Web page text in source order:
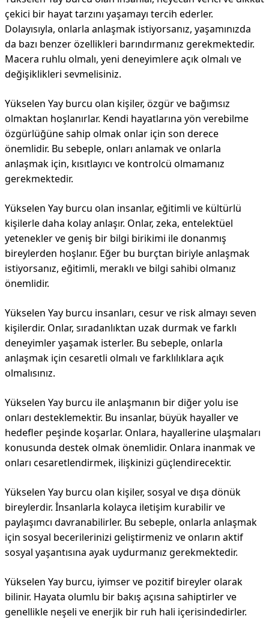
çekici bir hayat tarzını yaşamayı tercih ederler.
Dolayısıyla, onlarla anlaşmak istiyorsanız, yaşamınızda
da bazı benzer özellikleri barındırmanız gerekmektedir.
Macera ruhlu olmalı, yeni deneyimlere açık olmalı ve
değişiklikleri sevmelisiniz.
Yükselen Yay burcu olan kişiler, özgür ve bağımsız
olmaktan hoşlanırlar. Kendi hayatlarına yön verebilme
özgürlüğüne sahip olmak onlar için son derece
önemlidir. Bu sebeple, onları anlamak ve onlarla
anlaşmak için, kısıtlayıcı ve kontrolcü olmamanız
gerekmektedir.
Yükselen Yay burcu olan insanlar, eğitimli ve kültürlü
kişilerle daha kolay anlaşır. Onlar, zeka, entelektüel
yetenekler ve geniş bir bilgi birikimi ile donanmış
bireylerden hoşlanır. Eğer bu burçtan biriyle anlaşmak
istiyorsanız, eğitimli, meraklı ve bilgi sahibi olmanız
önemlidir.
Yükselen Yay burcu insanları, cesur ve risk almayı seven
kişilerdir. Onlar, sıradanlıktan uzak durmak ve farklı
deneyimler yaşamak isterler. Bu sebeple, onlarla
anlaşmak için cesaretli olmalı ve farklılıklara açık
olmalısınız.
Yükselen Yay burcu ile anlaşmanın bir diğer yolu ise
onları desteklemektir. Bu insanlar, büyük hayaller ve
hedefler peşinde koşarlar. Onlara, hayallerine ulaşmaları
konusunda destek olmak önemlidir. Onlara inanmak ve
onları cesaretlendirmek, ilişkinizi güçlendirecektir.
Yükselen Yay burcu olan kişiler, sosyal ve dışa dönük
bireylerdir. İnsanlarla kolayca iletişim kurabilir ve
paylaşımcı davranabilirler. Bu sebeple, onlarla anlaşmak
için sosyal becerilerinizi geliştirmeniz ve onların aktif
sosyal yaşantısına ayak uydurmanız gerekmektedir.
Yükselen Yay burcu, iyimser ve pozitif bireyler olarak
bilinir. Hayata olumlu bir bakış açısına sahiptirler ve
genellikle neşeli ve enerjik bir ruh hali içerisindedirler.